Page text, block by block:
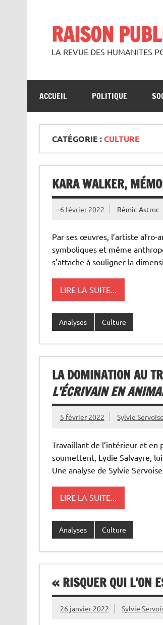
RAISON
LA REVUE DES HUMANITES
ACCUEIL POLITIQUE
CATÉGORIE :CULTURE
KARA WALKER,
6 février 2022 Rémic Astruc
Par ses œuvres, l’artiste afro-
symboliques et même
s’attache à souligner la
LIRE LA SUITE...
Analyses Culture
LA DOMINATION AU
L’ÉCRIVAIN EN
5 février 2022 Sylvie Servoise
Travaillant de l’intérieur et en
soumettent, Lydie Salvayre,
Une analyse de Sylvie Servoise.
LIRE LA SUITE...
Analyses Culture
« RISQUER QUI L’ON
26 janvier 2022 Sylvie